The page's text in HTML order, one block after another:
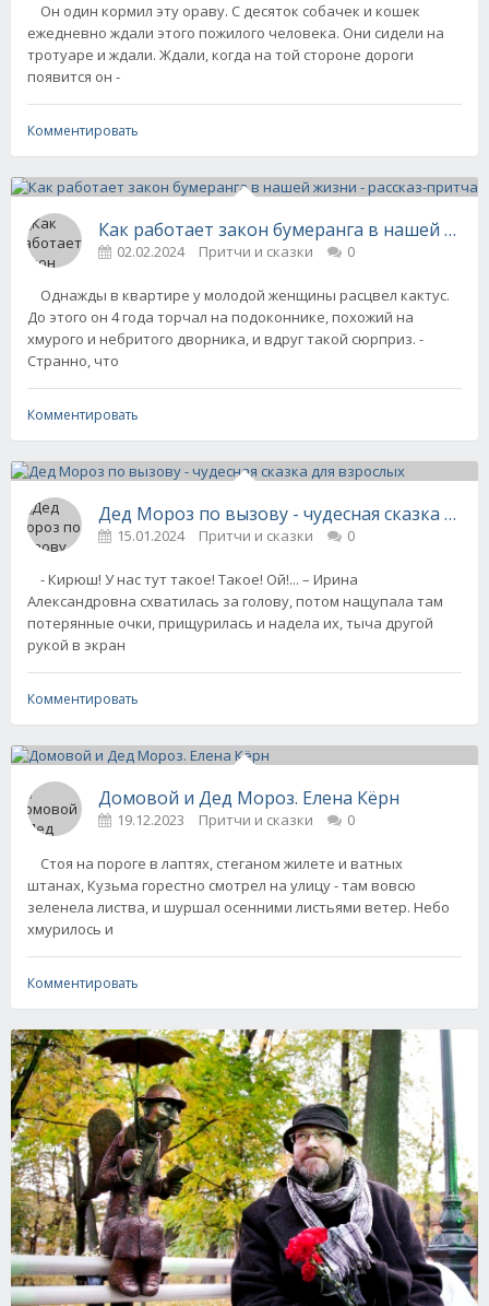
Он один кормил эту ораву. С десяток собачек и кошек
ежедневно ждали этого пожилого человека. Они сидели на
тротуаре и ждали. Ждали, когда на той стороне дороги
появится он -
Комментировать
Как работает закон бумеранга в нашей
02.02.2024 Притчи и сказки 0
Однажды в квартире у молодой женщины расцвел кактус.
До этого он 4 года торчал на подоконнике, похожий на
хмурого и небритого дворника, и вдруг такой сюрприз. -
Странно, что
Комментировать
Дед Мороз по вызову - чудесная сказка для
15.01.2024 Притчи и сказки 0
- Кирюш! У нас тут такое! Такое! Ой!... – Ирина
Александровна схватилась за голову, потом нащупала там
потерянные очки, прищурилась и надела их, тыча другой
рукой в экран
Комментировать
Домовой и Дед Мороз. Елена Кёрн
19.12.2023 Притчи и сказки 0
Стоя на пороге в лаптях, стеганом жилете и ватных
штанах, Кузьма горестно смотрел на улицу - там вовсю
зеленела листва, и шуршал осенними листьями ветер. Небо
хмурилось и
Комментировать